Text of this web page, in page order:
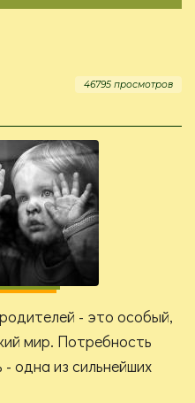
46795 просмотров
- это особый,
мир. Потребность
одна из сильнейших